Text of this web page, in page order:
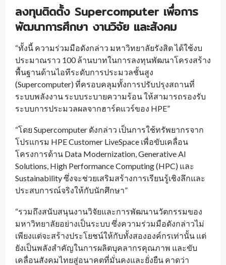
ลงทุนติดตั้ง Supercomputer เพื่อการ
พัฒนาการศึกษา งานวิจัย และสังคม
“ทั้งนี้ ความร่วมมือดังกล่าว มหาวิทยาลัยรังสิต ได้ใช้งบ
ประมาณราว 100 ล้านบาทในการลงทุนพัฒนาโครงสร้าง
พื้นฐานด้านไอทีระดับการประมวลชั้นสูง
(Supercomputer) ที่ครอบคลุมทั้งการปรับปรุงสถานที่
ระบบพลังงาน ระบบระบายความร้อน ให้สามารถรองรับ
ระบบการประมวลผลจากฮาร์ดแวร์ของ HPE”
“โดย Supercomputer ดังกล่าว เป็นการใช้ทรัพยากรจาก
โปรแกรม HPE Customer LiveSpace เพื่อขับเคลื่อน
โครงการด้าน Data Modernization, Generative AI
Solutions, High Performance Computing (HPC) และ
Sustainability ซึ่งจะช่วยเสริมสร้างการเรียนรู้เชิงลึกและ
ประสบการณ์จริงให้กับนักศึกษา”
“รวมถึงสนับสนุนงานวิจัยและการพัฒนานวัตกรรมของ
มหาวิทยาลัยอย่างเป็นระบบ ซึ่งความร่วมมือดังกล่าวไม่
เพียงแต่จะสร้างประโยชน์ให้กับทั้งสององค์กรเท่านั้น แต่
ยังเป็นพลังสำคัญในการผลิตบุคลากรคุณภาพ และขับ
เคลื่อนสังคมไทยสู่อนาคตที่มั่นคงและยั่งยืน คาดว่า